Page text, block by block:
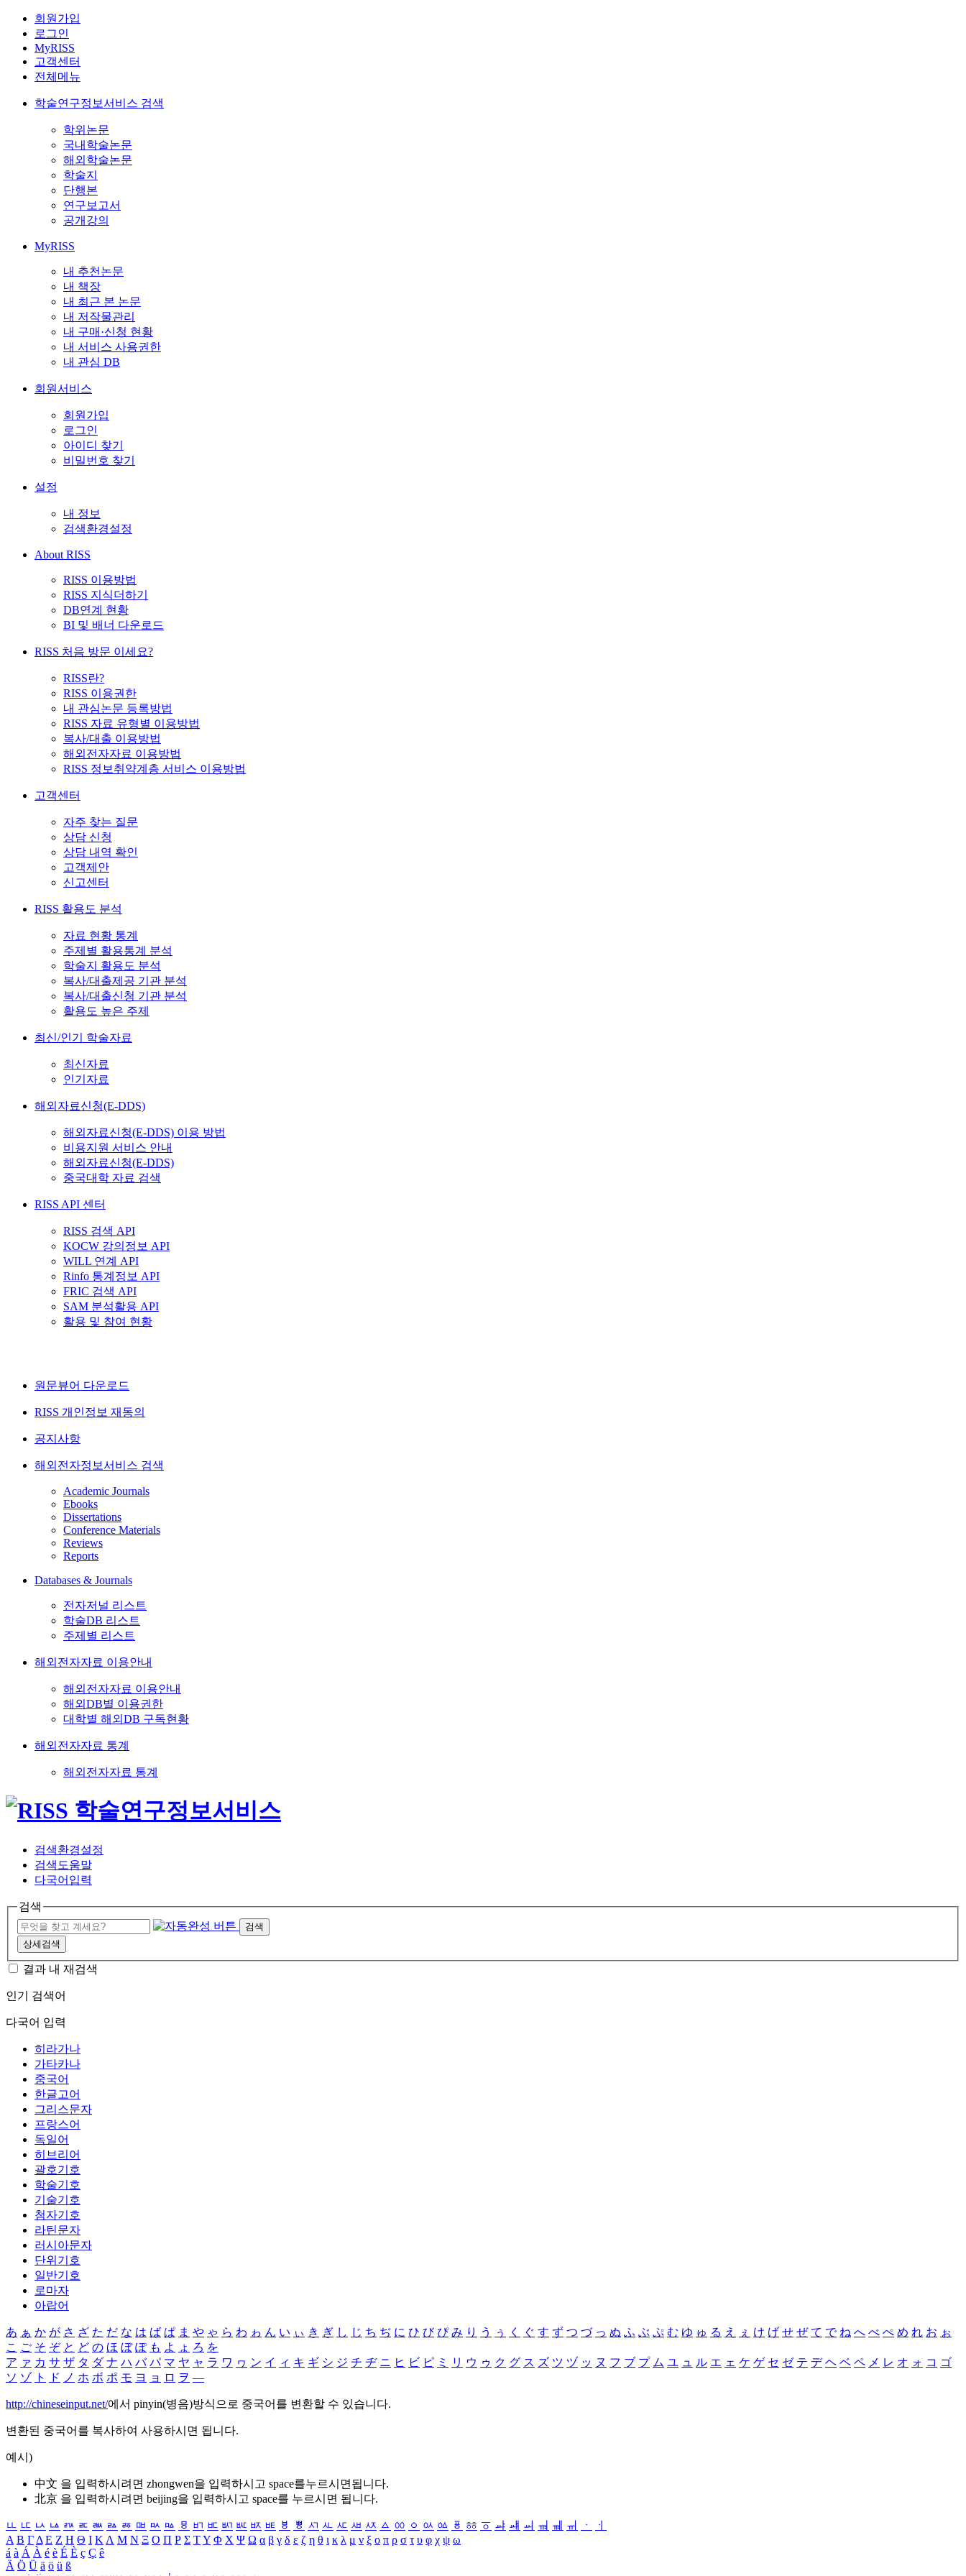
회원가입
로그인
MyRISS
고객센터
전체메뉴
학술연구정보서비스 검색
학위논문
국내학술논문
해외학술논문
학술지
단행본
연구보고서
공개강의
MyRISS
내 추천논문
내 책장
내 최근 본 논문
내 저작물관리
내 구매·신청 현황
내 서비스 사용권한
내 관심 DB
회원서비스
회원가입
로그인
아이디 찾기
비밀번호 찾기
설정
내 정보
검색환경설정
About RISS
RISS 이용방법
RISS 지식더하기
DB연계 현황
BI 및 배너 다운로드
RISS 처음 방문 이세요?
RISS란?
RISS 이용권한
내 관심논문 등록방법
RISS 자료 유형별 이용방법
복사/대출 이용방법
해외전자자료 이용방법
RISS 정보취약계층 서비스 이용방법
고객센터
자주 찾는 질문
상담 신청
상담 내역 확인
고객제안
신고센터
RISS 활용도 분석
자료 현황 통계
주제별 활용통계 분석
학술지 활용도 분석
복사/대출제공 기관 분석
복사/대출신청 기관 분석
활용도 높은 주제
최신/인기 학술자료
최신자료
인기자료
해외자료신청(E-DDS)
해외자료신청(E-DDS) 이용 방법
비용지원 서비스 안내
해외자료신청(E-DDS)
중국대학 자료 검색
RISS API 센터
RISS 검색 API
KOCW 강의정보 API
WILL 연계 API
Rinfo 통계정보 API
FRIC 검색 API
SAM 분석활용 API
활용 및 참여 현황
원문뷰어 다운로드
RISS 개인정보 재동의
공지사항
해외전자정보서비스 검색
Academic Journals
Ebooks
Dissertations
Conference Materials
Reviews
Reports
Databases & Journals
전자저널 리스트
학술DB 리스트
주제별 리스트
해외전자자료 이용안내
해외전자자료 이용안내
해외DB별 이용권한
대학별 해외DB 구독현황
해외전자자료 통계
해외전자자료 통계
검색환경설정
검색도움말
다국어입력
검색
검색
상세검색
결과 내 재검색
인기 검색어
다국어 입력
히라가나
가타카나
중국어
한글고어
그리스문자
프랑스어
독일어
히브리어
괄호기호
학술기호
기술기호
첨자기호
라틴문자
러시아문자
단위기호
일반기호
로마자
아랍어
あ ぁ か が さ ざ た だ な は ば ぱ ま や ゃ ら わ ゎ ん い ぃ き ぎ し じ ち ぢ に ひ び ぴ み り う ぅ く ぐ す ず つ づ っ ぬ ふ ぶ ぷ む ゆ ゅ る え ぇ け げ せ ぜ て で ね へ べ ぺ め れ お ぉ
こ ご そ ぞ と ど の ほ ぼ ぽ も よ ょ ろ を
ア ァ カ サ ザ タ ダ ナ ハ バ パ マ ヤ ャ ラ ワ ヮ ン イ ィ キ ギ シ ジ チ ヂ ニ ヒ ビ ピ ミ リ ウ ゥ ク グ ス ズ ツ ヅ ッ ヌ フ ブ プ ム ユ ュ ル エ ェ ケ ゲ セ ゼ テ デ ヘ ベ ペ メ レ オ ォ コ ゴ
ソ ゾ ト ド ノ ホ ボ ポ モ ヨ ョ ロ ヲ ―
http://chineseinput.net/에서 pinyin(병음)방식으로 중국어를 변환할 수 있습니다.
변환된 중국어를 복사하여 사용하시면 됩니다.
예시)
中文 을 입력하시려면 zhongwen을 입력하시고 space를누르시면됩니다.
北京 을 입력하시려면 beijing을 입력하시고 space를 누르시면 됩니다.
ㅥ ㅦ ㅧ ㅨ ㅩ ㅪ ㅫ ㅬ ㅭ ㅮ ㅯ ㅰ ㅱ ㅲ ㅳ ㅴ ㅵ ㅶ ㅷ ㅸ ㅹ ㅺ ㅻ ㅼ ㅽ ㅾ ㅿ ㆀ ㆁ ㆂ ㆃ ㆄ ㆅ ㆆ ㆇ ㆈ ㆉ ㆊ ㆋ ㆌ ㆍ
ㆎ
Α Β ΓΔ Ε Ζ Η Θ Ι ΚΛ Μ Ν Ξ Ο Π Ρ Σ ΤΥ Φ Χ Ψ Ω α β γ δ ε ζ η θ ι κ λ μ ν ξ ο π ρ σ τ υ φ χ ψ ω
á à Á À é è É È ç Ç ê
Ä Ö Ü ä ö ü ß